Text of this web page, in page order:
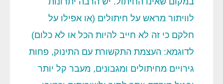
לוויתור מראש על חיתולים (או אפילו על
חלקם כי זה לא חייב להיות הכל או לא כלום)
לדוגמא: העצמת התקשורת עם התינוק, פחות
גירויים מחיתולים ומגבונים, מעבר קל יותר